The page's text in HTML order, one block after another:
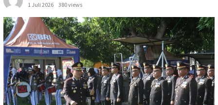
1 Juli 2026
380 views